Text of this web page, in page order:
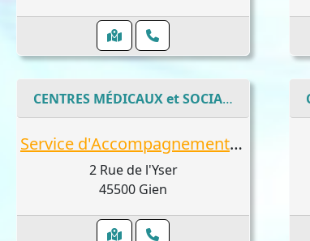
CENTRES MÉDICAUX et SOCIAUX
Service d'Accompagnement à la Vie Sociale (adultes)
2 Rue de l'Yser
45500 Gien